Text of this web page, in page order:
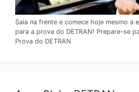
Saia na frente e comece hoje mesmo a
para a prova do DETRAN! Prepare-se
Prova do DETRAN